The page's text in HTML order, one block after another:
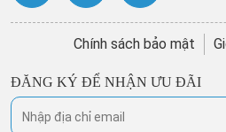
Chính sách bảo mật
ĐĂNG KÝ ĐỂ NHẬN ƯU ĐÃI